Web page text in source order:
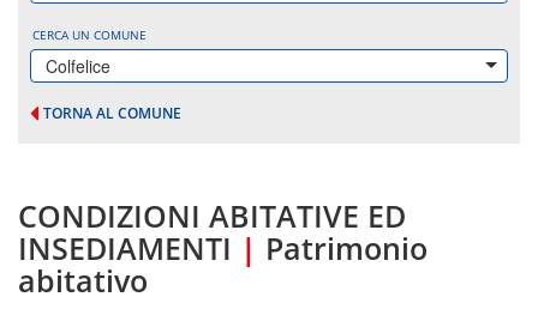
CERCA UN COMUNE
Colfelice
TORNA AL COMUNE
CONDIZIONI ABITATIVE ED
INSEDIAMENTI | Patrimonio
abitativo